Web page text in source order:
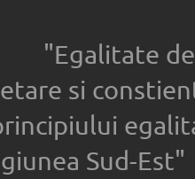
"Egalitate de
si
Sud-Est"